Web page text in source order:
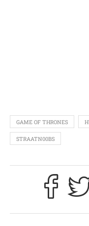
GAME OF THRONES
STRAATN00BS